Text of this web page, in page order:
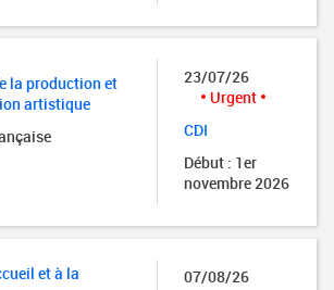
la production et
artistique
23/07/26
Urgent
CDI
Début : 1er
novembre 2026
et à la
07/08/26